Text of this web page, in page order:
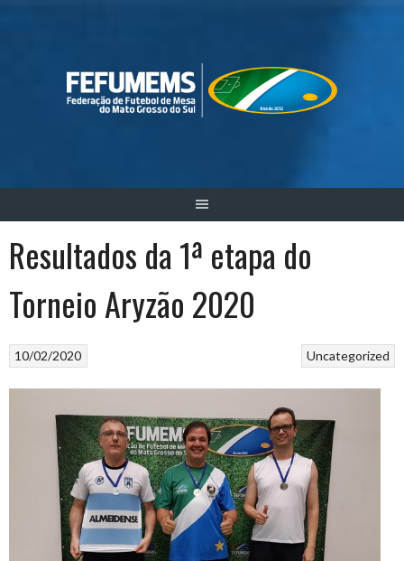
Resultados da 1ª etapa do
Torneio Aryzão 2020
Uncategorized
10/02/2020